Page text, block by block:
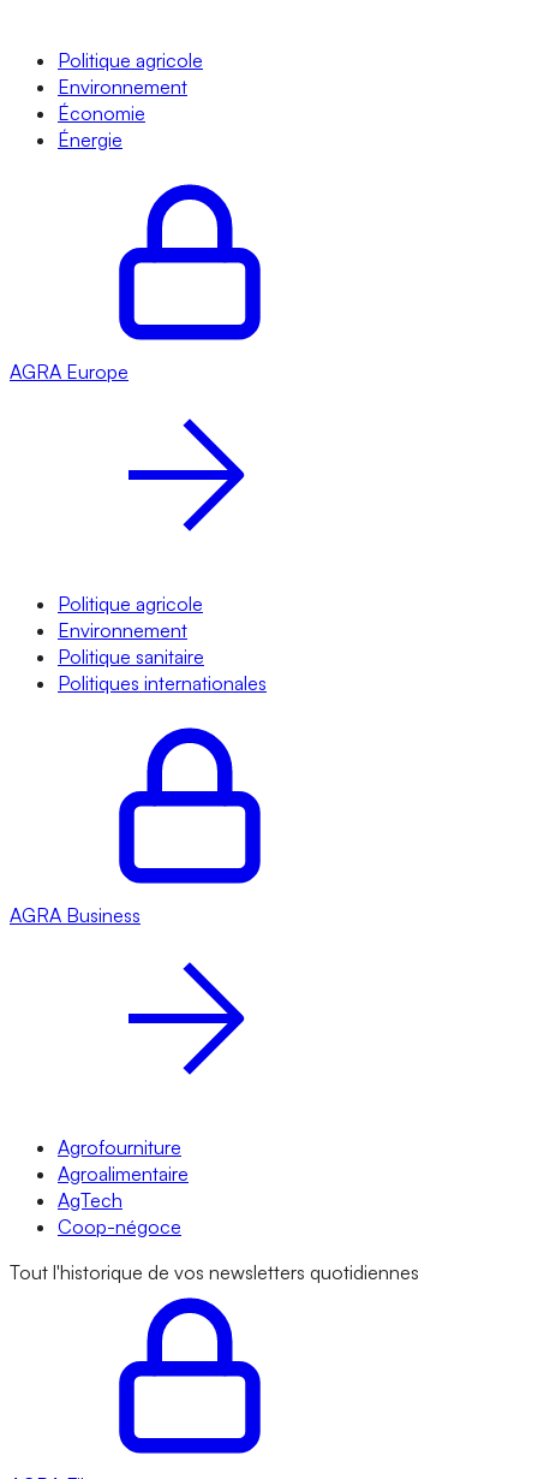
Politique agricole
Environnement
Économie
Énergie
AGRA Europe
Politique agricole
Environnement
Politique sanitaire
Politiques internationales
AGRA Business
Agrofourniture
Agroalimentaire
AgTech
Coop-négoce
Tout l'historique de vos newsletters quotidiennes